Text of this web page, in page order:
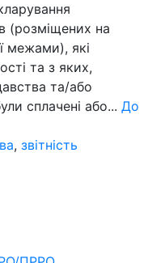
(розміщених на
межами), які
та з яких,
та/або
сплачені або... До
, звітність